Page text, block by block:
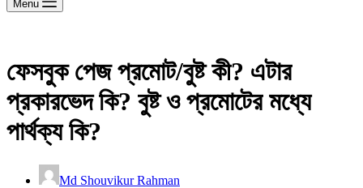
Menu
ফেসবুক পেজ প্রমোট/বুষ্ট কী? এটার
প্রকারভেদ কি? বুষ্ট ও প্রমোটের মধ্যে
পার্থক্য কি?
Md Shouvikur Rahman